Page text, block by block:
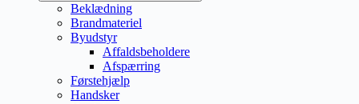
Beklædning
Brandmateriel
Byudstyr
Affaldsbeholdere
Afspærring
Førstehjælp
Handsker